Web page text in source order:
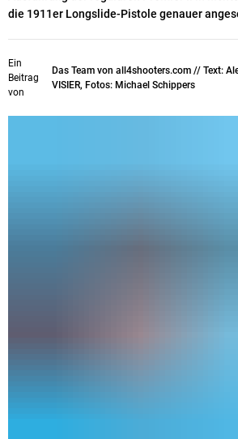
die 1911er Longslide-Pistole genauer
Ein
Beitrag
von
Das Team von all4shooters.com // Text:
VISIER, Fotos: Michael Schippers